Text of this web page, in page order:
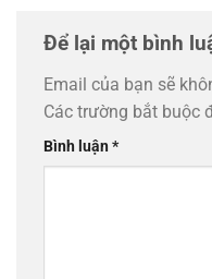
Để lại một bình
Email của bạn sẽ
Các trường bắt buộc
Bình luận*